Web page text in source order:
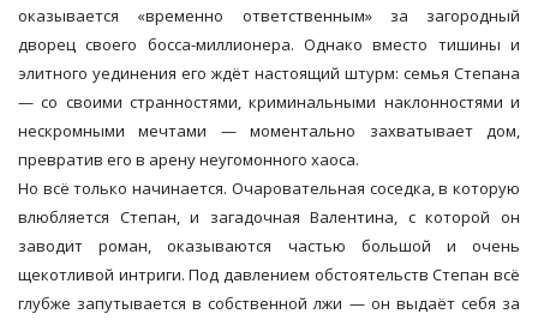
оказывается «временно ответственным» за загородный
дворец своего босса-миллионера. Однако вместо тишины и
элитного уединения его ждёт настоящий штурм: семья Степана
— со своими странностями, криминальными наклонностями и
нескромными мечтами — моментально захватывает дом,
превратив его в арену неугомонного хаоса.
Но всё только начинается. Очаровательная соседка, в которую
влюбляется Степан, и загадочная Валентина, с которой он
заводит роман, оказываются частью большой и очень
щекотливой интриги. Под давлением обстоятельств Степан всё
глубже запутывается в собственной лжи — он выдаёт себя за